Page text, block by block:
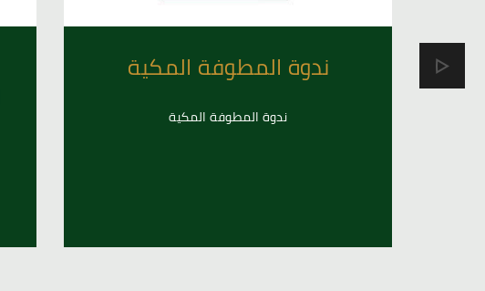
ندوة المطوفة المكية
ندوة المطوفة المكية